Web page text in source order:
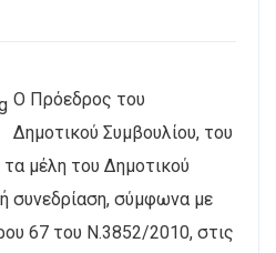
Ο Πρόεδρος του
Δημοτικού Συμβουλίου, του
μέλη του Δημοτικού
συνεδρίαση, σύμφωνα με
67 του Ν.3852/2010, στις